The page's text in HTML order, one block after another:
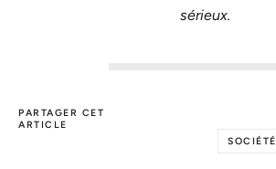
sérieux.
PARTAGER CET
ARTICLE
SOCIÉTÉ